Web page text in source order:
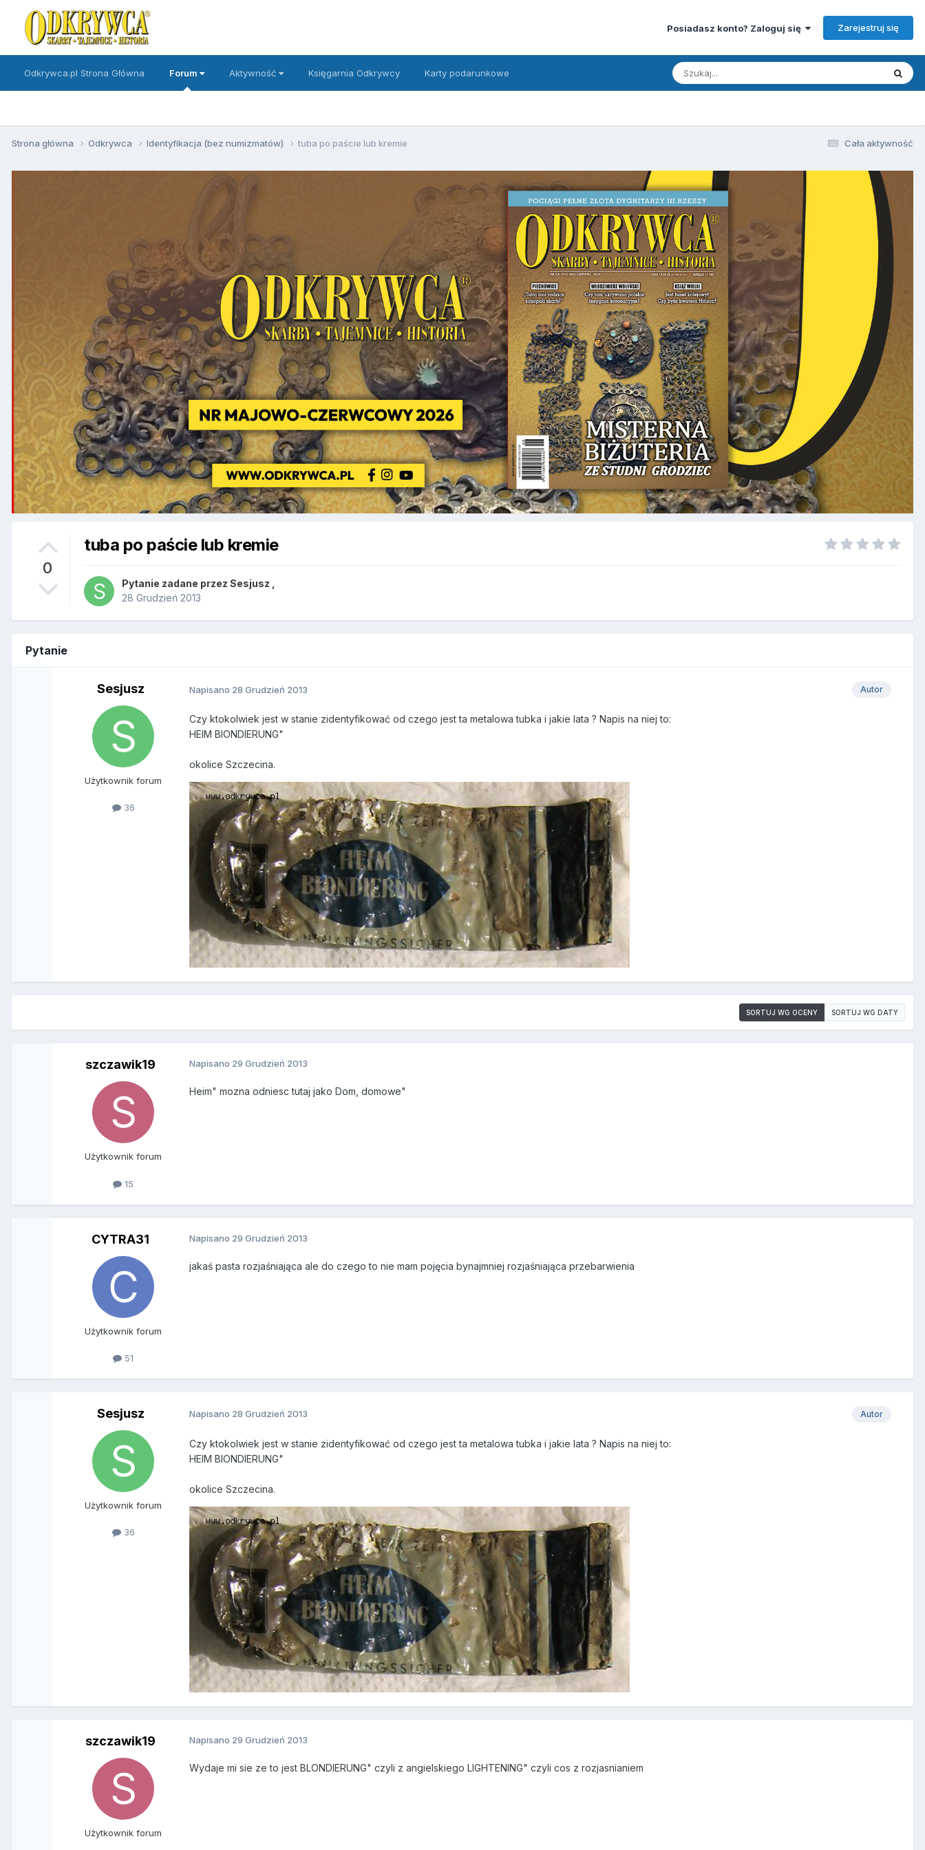
Posiadasz konto? Zaloguj się Zarejestruj się
Odkrywca.pl Strona Główna Forum Aktywność Księgarnia Odkrywcy Karty podarunkowe
Cała aktywność
Strona główna Odkrywca Identyfikacja (bez numizmatów) tuba po paście lub kremie
0
tuba po paście lub kremie
Pytanie zadane przez Sesjusz
28 Grudzień 2013
Pytanie
Sesjusz
Użytkownik forum
36
Autor
Napisano 28 Grudzień 2013
Czy ktokolwiek jest w stanie zidentyfikować od czego jest ta metalowa tubka i jakie lata ? Napis na niej to:
HEIM BIONDIERUNG"
okolice Szczecina.
SORTUJ WG OCENY SORTUJ WG DATY
szczawik19
Użytkownik forum
15
Napisano 29 Grudzień 2013
Heim" mozna odniesc tutaj jako Dom, domowe"
CYTRA31
Użytkownik forum
51
Napisano 29 Grudzień 2013
jakaś pasta rozjaśniająca ale do czego to nie mam pojęcia bynajmniej rozjaśniająca przebarwienia
Sesjusz
Użytkownik forum
36
Autor
Napisano 28 Grudzień 2013
Czy ktokolwiek jest w stanie zidentyfikować od czego jest ta metalowa tubka i jakie lata ? Napis na niej to:
HEIM BIONDIERUNG"
okolice Szczecina.
szczawik19
Użytkownik forum
Napisano 29 Grudzień 2013
Wydaje mi sie ze to jest BLONDIERUNG" czyli z angielskiego LIGHTENING" czyli cos z rozjasnianiem